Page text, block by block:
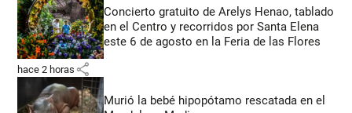
Concierto gratuito de Arelys Henao, tablado
en el Centro y recorridos por Santa Elena
este 6 de agosto en la Feria de las Flores
hace 2 horas share
Murió la bebé hipopótamo rescatada en el